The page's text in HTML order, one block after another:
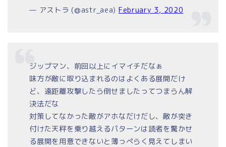
— アストラ (@astr_aea) February 3, 2020
ジップマン、前回以上にイマイチだなぁ
味方が敵に取り込まれるのはよくある展開だけ
ど、遠距離攻撃したら倒せましたってつまらん解
決法だな
対策してなかった敵がアホなだけだし、敵が突き
付けた天秤を乗り越えるパターンは読者を驚かせ
る展開を用意できないと薄っぺらく見えてしまい